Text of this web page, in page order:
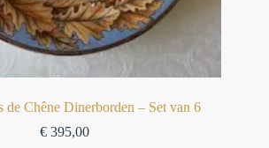
de Chêne Dinerborden – Set van 6
€ 395,00